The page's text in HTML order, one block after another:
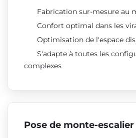
Fabrication sur-mesure au
Confort optimal dans les
Optimisation de l'espace
S'adapte à toutes les
complexes
Pose de monte-